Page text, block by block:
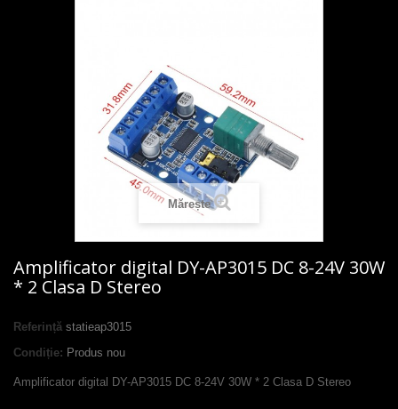
Mărește
Amplificator digital DY-AP3015 DC 8-24V 30W
* 2 Clasa D Stereo
Referință statieap3015
Condiție: Produs nou
Amplificator digital DY-AP3015 DC 8-24V 30W * 2 Clasa D Stereo